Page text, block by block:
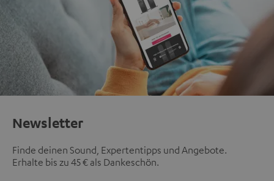
Newsletter
Finde deinen Sound, Expertentipps und Angebote.
Erhalte bis zu 45 € als Dankeschön.